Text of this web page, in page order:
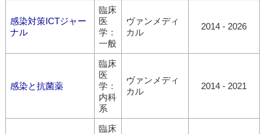
感染対策ICTジャー
ナル
臨床
医
学：
一般
ヴァンメディ
カル
2014 - 2026
感染と抗菌薬
臨床
医
学：
内科
系
ヴァンメディ
カル
2014 - 2021
臨床